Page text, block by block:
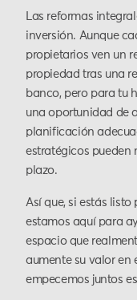
Las reformas
inversión. Aunque
propietarios ven un
propiedad tras una
banco, pero para tu
una oportunidad de
planificación
estratégicos pueden
plazo.
Así que, si estás listo
estamos aquí para
espacio que
aumente su valor en
empecemos juntos